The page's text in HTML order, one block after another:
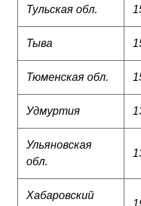
Тульская обл.
Тыва
Тюменская обл.
Удмуртия
Ульяновская
обл.
Хабаровский